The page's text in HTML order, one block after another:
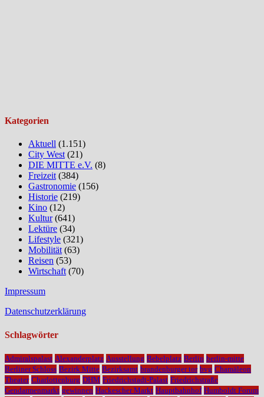
Kategorien
Aktuell (1.151)
City West (21)
DIE MITTE e.V. (8)
Freizeit (384)
Gastronomie (156)
Historie (219)
Kino (12)
Kultur(641)
Lektüre (34)
Lifestyle (321)
Mobilität (63)
Reisen (53)
Wirtschaft (70)
Impressum
Datenschutzerklärung
Schlagwörter
Admiralspalast Alexanderplatz Ausstellung Bebelplatz Berlin berlin-mitte
Berliner Schloss Bezirk Mitte Bezirksamt brandenburger tor bvg Chamäleon
Theater Charlottenburg DHM Friedrichstadt-Palast Friedrichstraße
Gendarmenmarkt gewinnen Hackescher Markt Hauptbahnhof Humboldt Forum